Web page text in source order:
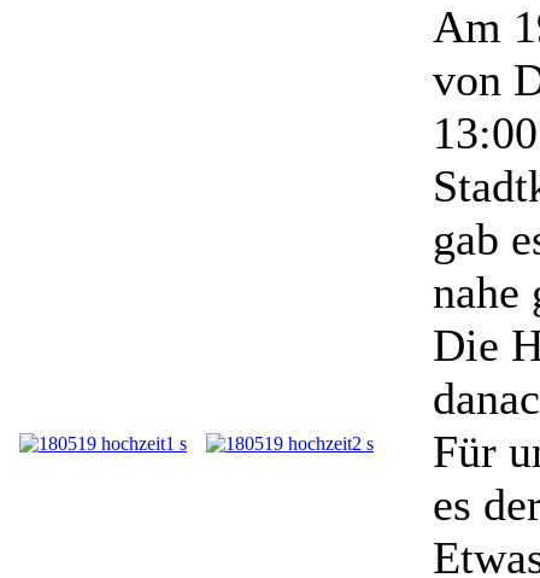
Am
von
gab
nahe
Die
Für
es